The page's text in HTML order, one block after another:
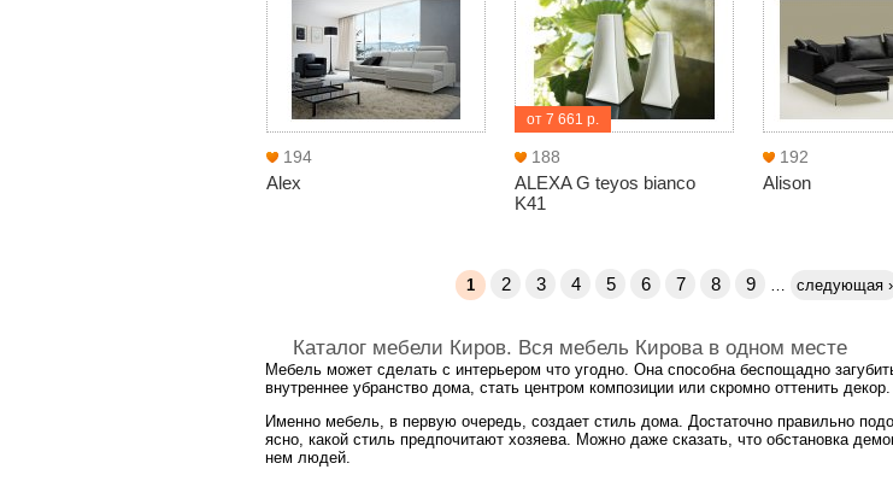
194
Alex
от 7 661 р.
188
ALEXA G teyos bianco
K41
192
Alison
1 2 3 4 5 6 7 8 9 … следующая ›
Каталог мебели Киров. Вся мебель Кирова в одном месте
Мебель может сделать с интерьером что угодно. Она способна беспощадно
внутреннее убранство дома, стать центром композиции или скромно оттенить декор.
Именно мебель, в первую очередь, создает стиль дома. Достаточно правильно
ясно, какой стиль предпочитают хозяева. Можно даже сказать, что обстановка
нем людей.